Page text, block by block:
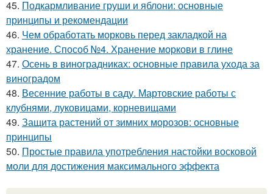
45. Подкармливание груши и яблони: основные
принципы и рекомендации
46. Чем обработать морковь перед закладкой на
хранение. Способ №4. Хранение моркови в глине
47. Осень в виноградниках: основные правила ухода за
виноградом
48. Весенние работы в саду. Мартовские работы с
клубнями, луковицами, корневищами
49. Защита растений от зимних морозов: основные
принципы
50. Простые правила употребления настойки восковой
моли для достижения максимального эффекта